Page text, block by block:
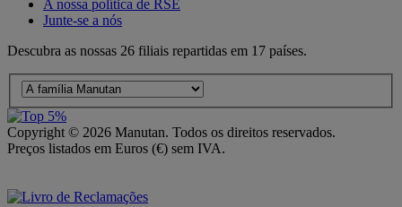
A nossa política de RSE
Junte-se a nós
Descubra as nossas 26 filiais repartidas em 17 países.
Copyright © 2026 Manutan. Todos os direitos reservados.
Preços listados em Euros (€) sem IVA.